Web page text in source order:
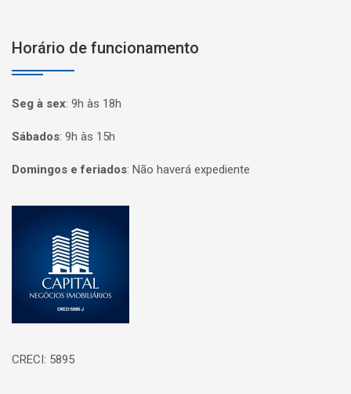
Horário de funcionamento
Seg à sex: 9h às 18h
Sábados: 9h às 15h
Domingos e feriados: Não haverá expediente
CRECI: 5895